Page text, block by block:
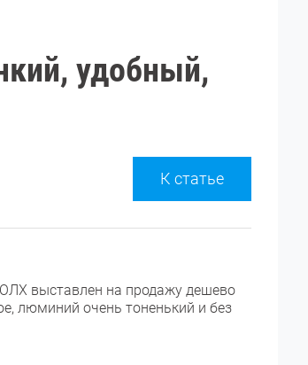
удобный,
К статье
выставлен на продажу дешево
люминий очень тоненький и без